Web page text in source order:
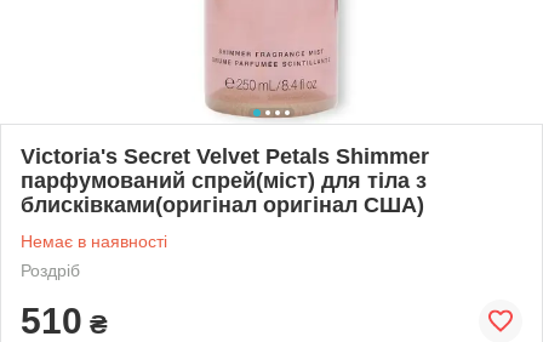
Victoria's Secret Velvet Petals Shimmer
парфумований спрей(міст) для тіла з
блисківками(оригінал оригінал США)
Немає в наявності
Роздріб
510 ₴